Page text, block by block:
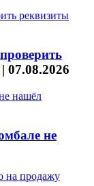
| 07.08.2026
не